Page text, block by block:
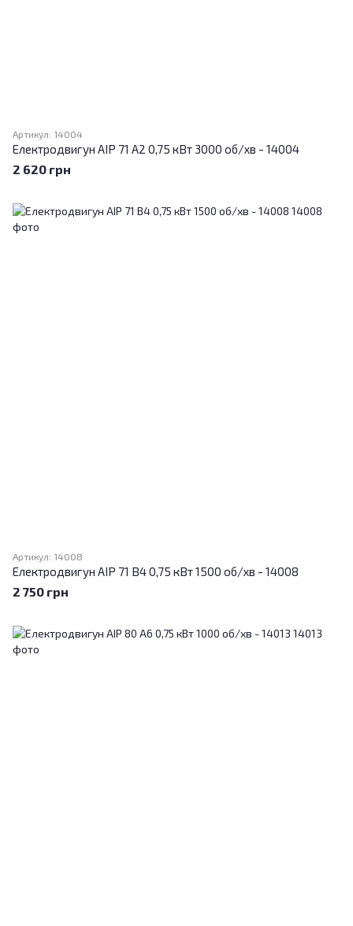
Артикул: 14004
Електродвигун АІР 71 A2 0,75 кВт 3000 об/хв - 14004
2 620 грн
Артикул: 14008
Електродвигун АІР 71 B4 0,75 кВт 1500 об/хв - 14008
2 750 грн